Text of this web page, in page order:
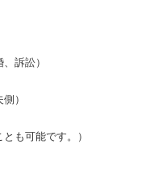
訴訟）
）
も可能です。）